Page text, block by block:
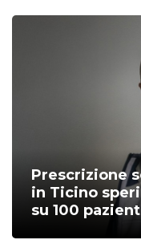
Prescrizione
in Ticino
su 100